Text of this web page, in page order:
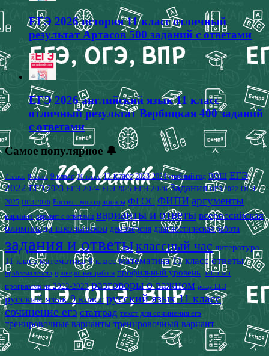
ЕГЭ 2026 история 11 класс отличный
результат Артасов 500 заданий с ответами
ЕГЭ 2026 английский язык 11 класс
отличный результат Вербицкая 400 заданий
с ответами
Самое популярное 🔔
7 класс 8 класс 9 класс 10 класс 11 класс 2023-2024 учебный год ВОШ ЕГЭ
2022 ЕГЭ 2023 ЕГЭ 2024 ЕГЭ 2025 ЕГЭ 2026 Задания ОГЭ 2022 ОГЭ
2025 ОГЭ 2026 Россия - мои горизонты ФГОС ФИПИ аргументы
вариант вариант с ответами варианты и ответы всероссийская
олимпиада школьников демоверсия диагностическая работа
задания и ответыклассный час литература
11 класс математика 9 класс математика 11 класс ответы
проблема текста проверочная работа профильный уровень рабочая
программа на 2022-2023 разговоры о важном решу ЕГЭ
русский язык 9 класс русский язык 11 класс
сочинение егэ статград текст для сочинения егэ
тренировочные варианты тренировочный вариант